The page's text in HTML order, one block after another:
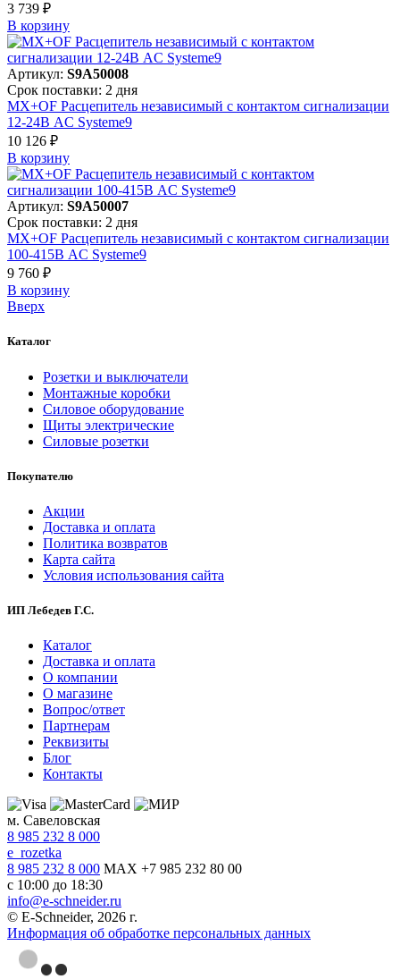
3 739 ₽
В корзинy
Артикул: S9A50008
Срок поставки: 2 дня
MX+OF Расцепитель независимый с контактом сигнализации
12-24В AC Systeme9
10 126 ₽
В корзинy
Артикул: S9A50007
Срок поставки: 2 дня
MX+OF Расцепитель независимый с контактом сигнализации
100-415В AC Systeme9
9 760 ₽
В корзинy
Вверх
Каталог
Розетки и выключатели
Монтажные коробки
Силовое оборудование
Щиты электрические
Силовые розетки
Покупателю
Акции
Доставка и оплата
Политика возвратов
Карта сайта
Условия использования сайта
ИП Лебедев Г.С.
Каталог
Доставка и оплата
О компании
О магазине
Вопрос/ответ
Партнерам
Реквизиты
Блог
Контакты
м. Савеловская
8 985 232 8 000
e_rozetka
8 985 232 8 000 MAX +7 985 232 80 00
с 10:00 до 18:30
info@e-schneider.ru
© E-Schneider, 2026 г.
Информация об обработке персональных данных